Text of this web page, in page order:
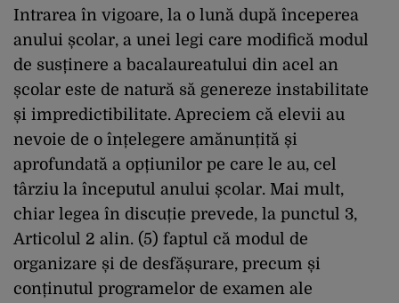
Intrarea în vigoare, la o lună după începerea
anului școlar, a unei legi care modifică modul
de susținere a bacalaureatului din acel an
școlar este de natură să genereze instabilitate
și impredictibilitate. Apreciem că elevii au
nevoie de o înțelegere amănunțită și
aprofundată a opțiunilor pe care le au, cel
târziu la începutul anului școlar. Mai mult,
chiar legea în discuție prevede, la punctul 3,
Articolul 2 alin. (5) faptul că modul de
organizare și de desfășurare, precum și
conținutul programelor de examen ale